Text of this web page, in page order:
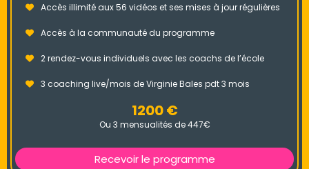
Accès illimité aux 56 vidéos et ses mises à jour régulières
Accès à la communauté du programme
2 rendez-vous individuels avec les coachs de l’école
3 coaching live/mois de Virginie Bales pdt 3 mois
1200 €
Ou 3 mensualités de 447€
Recevoir le programme